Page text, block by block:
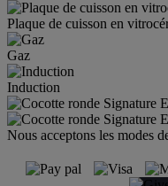
Plaque de cuisson en
Gaz
Induction
Nous acceptons les modes